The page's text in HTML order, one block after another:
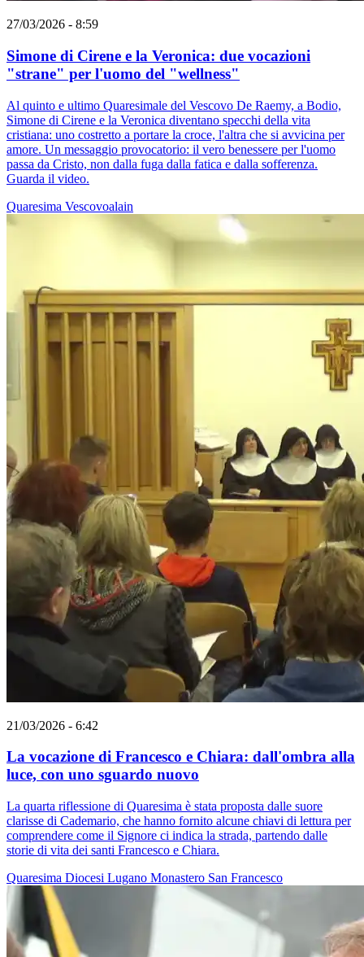
27/03/2026 - 8:59
Simone di Cirene e la Veronica: due vocazioni
"strane" per l'uomo del "wellness"
Al quinto e ultimo Quaresimale del Vescovo De Raemy, a Bodio,
Simone di Cirene e la Veronica diventano specchi della vita
cristiana: uno costretto a portare la croce, l'altra che si avvicina per
amore. Un messaggio provocatorio: il vero benessere per l'uomo
passa da Cristo, non dalla fuga dalla fatica e dalla sofferenza.
Guarda il video.
Quaresima Vescovoalain
21/03/2026 - 6:42
La vocazione di Francesco e Chiara: dall'ombra alla
luce, con uno sguardo nuovo
La quarta riflessione di Quaresima è stata proposta dalle suore
clarisse di Cademario, che hanno fornito alcune chiavi di lettura per
comprendere come il Signore ci indica la strada, partendo dalle
storie di vita dei santi Francesco e Chiara.
Quaresima Diocesi Lugano Monastero San Francesco